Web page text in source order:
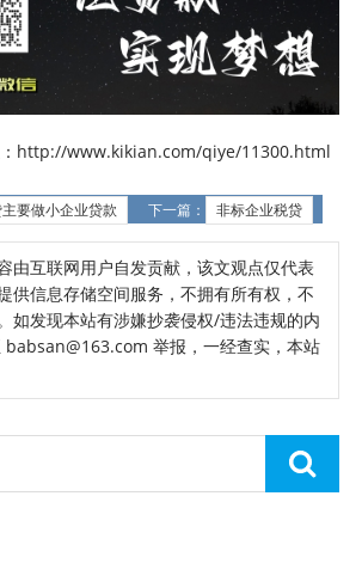
：http://www.kikian.com/qiye/11300.html
要做小企业贷款 下一篇： 非标企业税贷
由互联网用户自发贡献，该文观点仅代表
供信息存储空间服务，不拥有所有权，不
如发现本站有涉嫌抄袭侵权/违法违规的内
babsan@163.com 举报，一经查实，本站